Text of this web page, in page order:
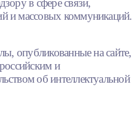
в сфере связи,
и массовых коммуникаций.
опубликованные на сайте,
и
об интеллектуальной